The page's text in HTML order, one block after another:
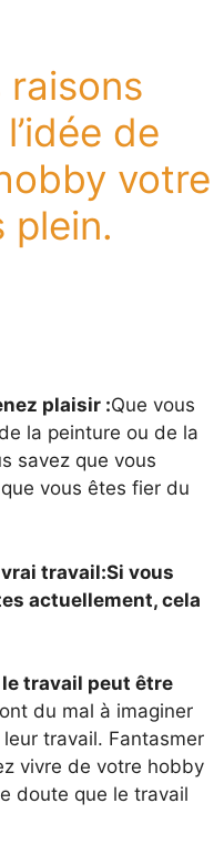
raisons
de
votre
plein.
plaisir :Que vous
la peinture ou de la
savez que vous
vous êtes fier du
vrai travail:Si vous
actuellement, cela
travail peut être
du mal à imaginer
travail. Fantasmer
vivre de votre hobby
doute que le travail